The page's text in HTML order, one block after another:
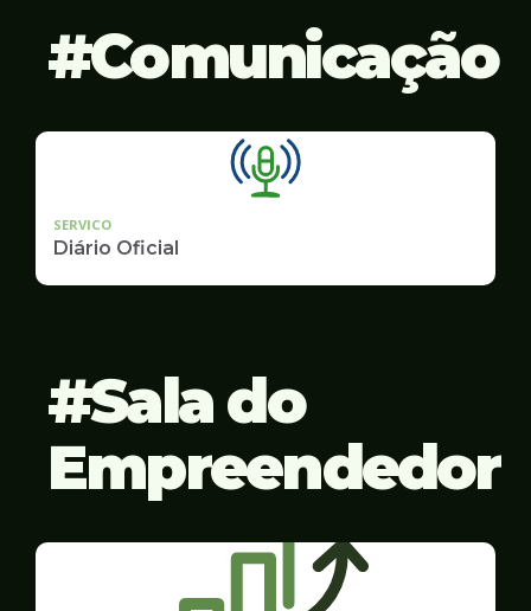
Comunicação
SERVICO
Diário Oficial
Sala do
Empreendedor